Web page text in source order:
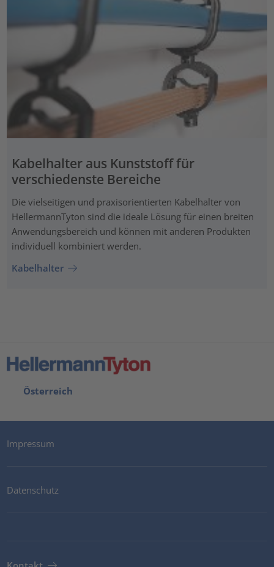
Kabelhalter aus Kunststoff für
verschiedenste Bereiche
Die vielseitigen und praxisorientierten Kabelhalter von
HellermannTyton sind die ideale Lösung für einen breiten
Anwendungsbereich und können mit anderen Produkten
individuell kombiniert werden.
Kabelhalter
Österreich
Impressum
Datenschutz